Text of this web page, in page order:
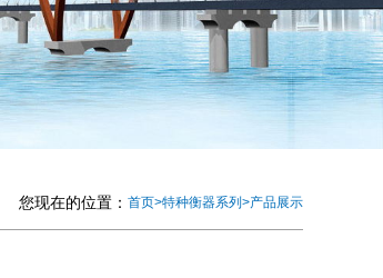
您现在的位置： 产品展示
>
特种衡器系列
>
首页